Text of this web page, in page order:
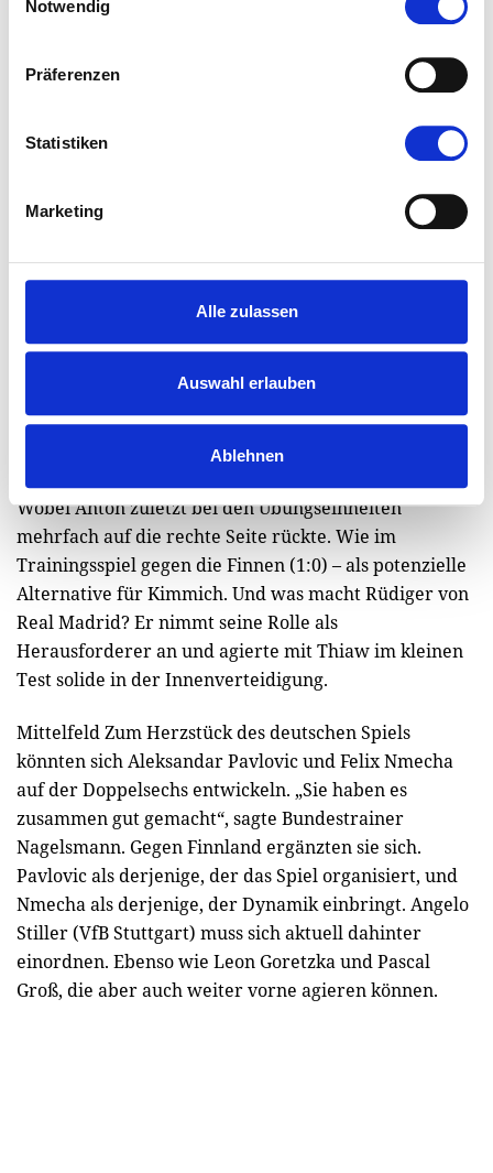
Notwendig
Präferenzen
Statistiken
Marketing
Alle zulassen
Auswahl erlauben
Ablehnen
Für das Abwehrzentrum stehen noch Antonio
Rüdiger, Malick Thiaw und Waldemar Anton parat.
Wobei Anton zuletzt bei den Übungseinheiten
mehrfach auf die rechte Seite rückte. Wie im
Trainingsspiel gegen die Finnen (1:0) – als potenzielle
Alternative für Kimmich. Und was macht Rüdiger von
Real Madrid? Er nimmt seine Rolle als
Herausforderer an und agierte mit Thiaw im kleinen
Test solide in der Innenverteidigung.
Mittelfeld Zum Herzstück des deutschen Spiels
könnten sich Aleksandar Pavlovic und Felix Nmecha
auf der Doppelsechs entwickeln. „Sie haben es
zusammen gut gemacht“, sagte Bundestrainer
Nagelsmann. Gegen Finnland ergänzten sie sich.
Pavlovic als derjenige, der das Spiel organisiert, und
Nmecha als derjenige, der Dynamik einbringt. Angelo
Stiller (VfB Stuttgart) muss sich aktuell dahinter
einordnen. Ebenso wie Leon Goretzka und Pascal
Groß, die aber auch weiter vorne agieren können.